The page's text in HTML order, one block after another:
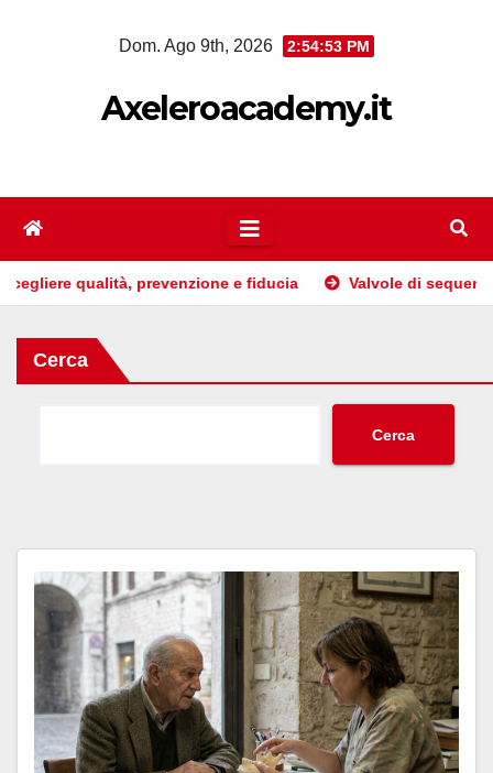
Dom. Ago 9th, 2026 2:54:55 PM
Axeleroacademy.it
e fiducia Valvole di sequenza: guida pratica
Cerca
Cerca